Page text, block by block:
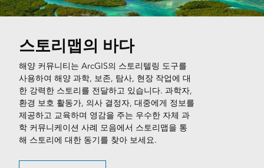
스토리맵의 바다
해양 커뮤니티는 ArcGIS의 스토리텔링 도구를
사용하여 해양 과학, 보존, 탐사, 현장 작업에 대
한 강력한 스토리를 전달하고 있습니다. 과학자,
환경 보호 활동가, 의사 결정자, 대중에게 정보를
제공하고 교육하며 영감을 주는 우수한 자체 과
학 커뮤니케이션 사례 모음에서 스토리맵을 통
해 스토리에 대한 동기를 찾아 보세요.